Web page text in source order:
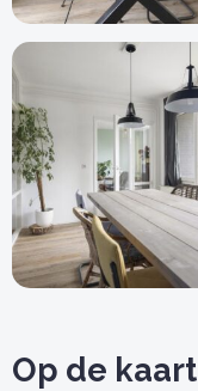
Op de kaart